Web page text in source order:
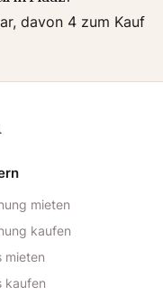
davon 4 zum Kauf
mieten
kaufen
mieten
kaufen